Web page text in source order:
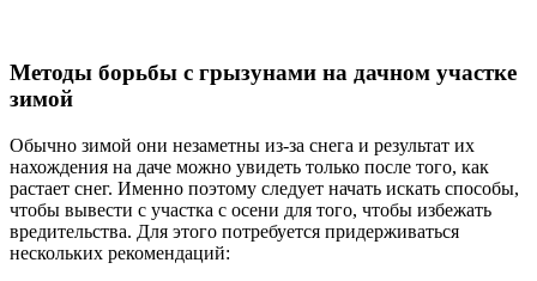
Методы борьбы с грызунами на дачном участке
зимой
Обычно зимой они незаметны из-за снега и результат их
нахождения на даче можно увидеть только после того, как
растает снег. Именно поэтому следует начать искать способы,
чтобы вывести с участка с осени для того, чтобы избежать
вредительства. Для этого потребуется придерживаться
нескольких рекомендаций: